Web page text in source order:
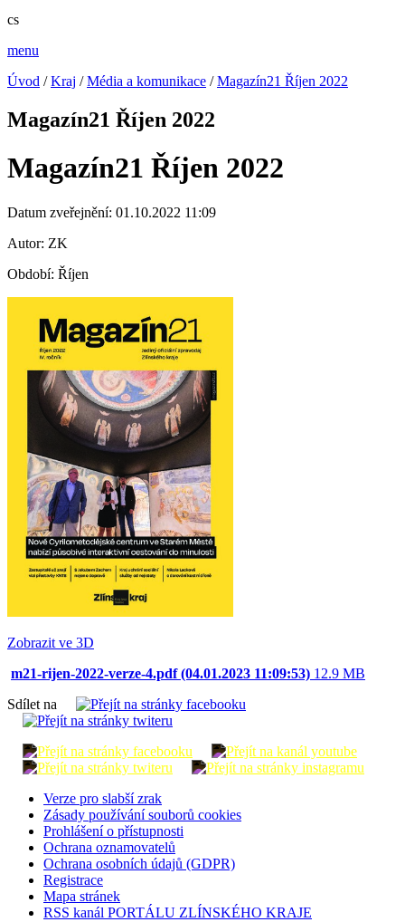
cs
menu
Úvod /Kraj /Média a komunikace /Magazín21 Říjen 2022
Magazín21 Říjen 2022
Magazín21 Říjen 2022
Datum zveřejnění: 01.10.2022 11:09
Autor: ZK
Období: Říjen
Zobrazit ve 3D
m21-rijen-2022-verze-4.pdf (04.01.2023 11:09:53) 12.9 MB
Sdílet na
Verze pro slabší zrak
Zásady používání souborů cookies
Prohlášení o přístupnosti
Ochrana oznamovatelů
Ochrana osobních údajů (GDPR)
Registrace
Mapa stránek
RSS kanál PORTÁLU ZLÍNSKÉHO KRAJE